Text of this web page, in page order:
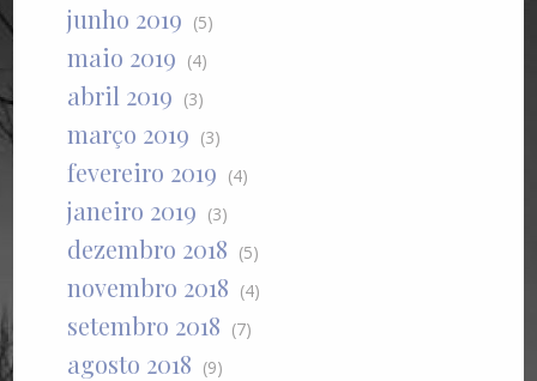
junho 2019 (5)
maio 2019 (4)
abril 2019 (3)
março 2019 (3)
fevereiro 2019 (4)
janeiro 2019 (3)
dezembro 2018 (5)
novembro 2018 (4)
setembro 2018 (7)
agosto 2018 (9)